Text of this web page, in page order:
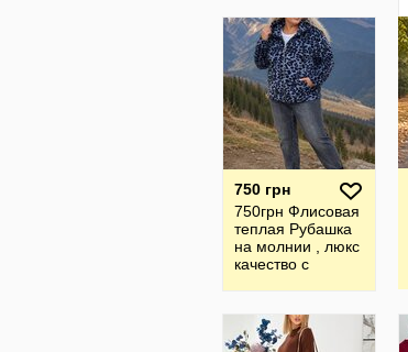
750 грн
750грн Флисовая
теплая Рубашка
на молнии , люкс
качество с
принтом Разме